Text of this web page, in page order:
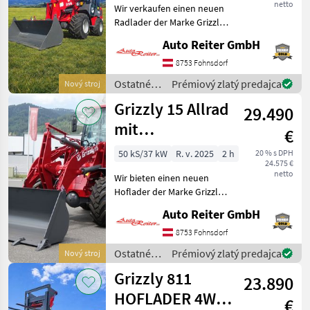
Nový stroj
Garantie!
netto
Wir verkaufen einen neuen
Radlader der Marke Grizzly
ein universeller Helfer beim
Garten oder
Landschaftsarbei
Auto Reiter GmbH
8753 Fohnsdorf
Ostatné
poľnohospodárske
silové
stroje /
Grizzly
Prémiový zlatý predajca
Nový stroj
Grizzly 15 Allrad
mit
Straßenzulassung
29.490
€
20 % s DPH
24.575 €
netto
50 kS/37 kW R. v. 2025
2 h
Wir bieten einen neuen
Hoflader der Marke Grizzly,
Verkauf an. Dieses
vielseitige Gerät ist ein
unverzichtbarer Helfer für
Bauarbeiten, landwi
Auto Reiter GmbH
8753 Fohnsdorf
Ostatné
poľnohospodárske
silové
stroje /
Prémiový zlatý predajca
Grizzly 811
HOFLADER 4WD
23.890